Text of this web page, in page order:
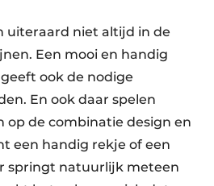
uiteraard niet altijd in de
Een mooi en handig
ook de nodige
En ook daar spelen
op de combinatie design en
een handig rekje of een
springt natuurlijk meteen